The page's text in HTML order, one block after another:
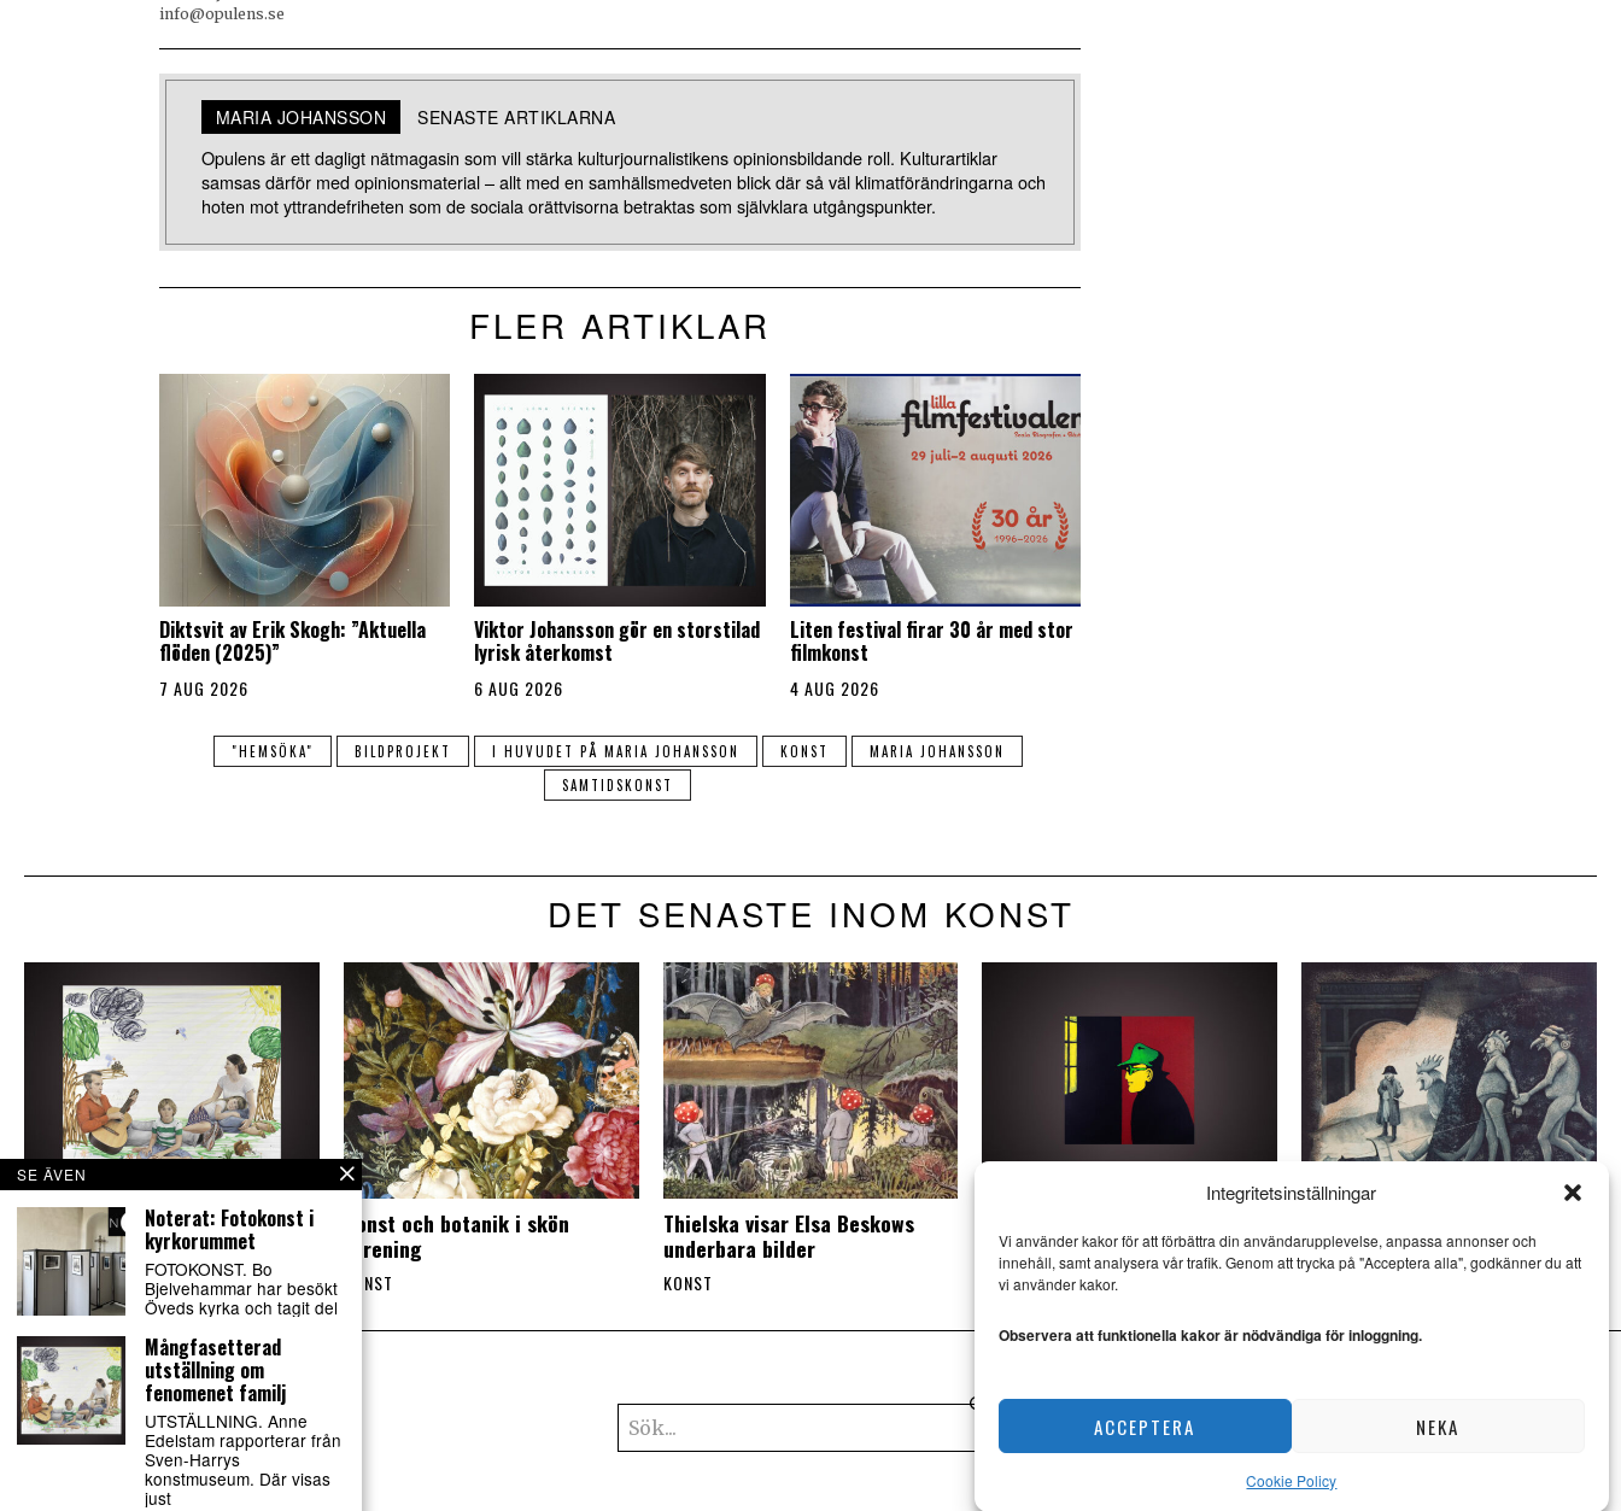
Integritetsinställningar
Vi använder kakor för att förbättra din användarupplevelse, anpassa annonser och
innehåll, samt analysera vår trafik. Genom att trycka på "Acceptera alla", godkänner du att
vi använder kakor.
Observera att funktionella kakor är nödvändiga för inloggning.
ACCEPTERA NEKA
Cookie Policy
info@opulens.se
MARIA JOHANSSON SENASTE ARTIKLARNA
Opulens är ett dagligt nätmagasin som vill stärka kulturjournalistikens opinionsbildande roll. Kulturartiklar
samsas därför med opinionsmaterial – allt med en samhällsmedveten blick där så väl klimatförändringarna och
hoten mot yttrandefriheten som de sociala orättvisorna betraktas som självklara utgångspunkter.
FLER ARTIKLAR
Diktsvit av Erik Skogh: ”Aktuella
flöden (2025)”
7 AUG 2026
Viktor Johansson gör en storstilad
lyrisk återkomst
6 AUG 2026
Liten festival firar 30 år med stor
filmkonst
4 AUG 2026
"HEMSÖKA" BILDPROJEKT I HUVUDET PÅ MARIA JOHANSSON KONST
MARIA JOHANSSON
SAMTIDSKONST
DET SENASTE INOM KONST
Mångfasetterad utställning om
fenomenet familj
KONST
Konst och botanik i skön
förening
KONST
Thielska visar Elsa Beskows
underbara bilder
KONST
besök i Eslöv
KONST
med värme
SE ÄVEN
Noterat: Fotokonst i
kyrkorummet
FOTOKONST. Bo
Bjelvehammar har besökt
Öveds kyrka och tagit del
Mångfasetterad
utställning om
fenomenet familj
UTSTÄLLNING. Anne
Edelstam rapporterar från
Sven-Harrys
konstmuseum. Där visas
just